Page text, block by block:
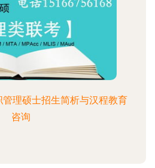
理硕士招生简析与汉程教育
咨询